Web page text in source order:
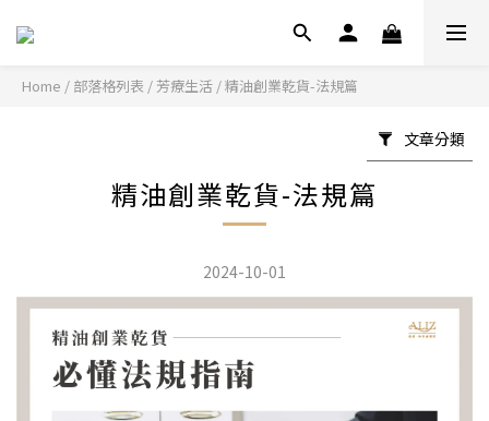
Home / 部落格列表 / 芳療生活 /精油創業乾貨-法規篇
文章分類
精油創業乾貨-法規篇
2024-10-01